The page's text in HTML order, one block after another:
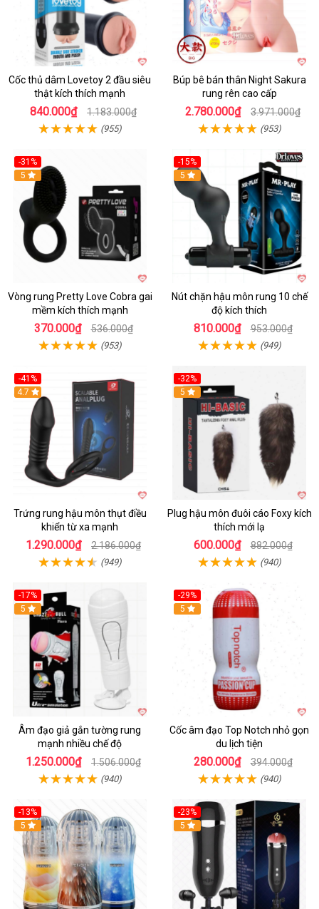
Cốc thủ dâm Lovetoy 2 đầu siêu
thật kích thích mạnh
840.000₫ 1.183.000₫
(955)
Búp bê bán thân Night Sakura
rung rên cao cấp
2.780.000₫ 3.971.000₫
(953)
-31%
5
Vòng rung Pretty Love Cobra gai
mềm kích thích mạnh
370.000₫ 536.000₫
(953)
-15%
Hot
5
Nút chặn hậu môn rung 10 chế
độ kích thích
810.000₫ 953.000₫
(949)
-41%
Hot
4.7
Trứng rung hậu môn thụt điều
khiển từ xa mạnh
1.290.000₫ 2.186.000₫
(949)
-32%
Hot
5
Plug hậu môn đuôi cáo Foxy kích
thích mới lạ
600.000₫ 882.000₫
(940)
-17%
5
Âm đạo giả gắn tường rung
mạnh nhiều chế độ
1.250.000₫ 1.506.000₫
(940)
-29%
5
Cốc âm đạo Top Notch nhỏ gọn
du lịch tiện
280.000₫ 394.000₫
(940)
-13%
Hot
5
-23%
5